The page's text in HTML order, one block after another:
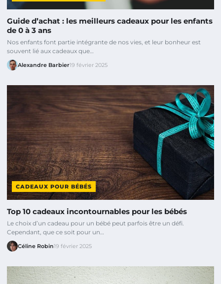
Guide d’achat : les meilleurs cadeaux pour les enfants
de 0 à 3 ans
Nos enfants font partie intégrante de nos vies, et leur bonheur est
souvent lié aux cadeaux que…
Alexandre Barbier19 février 2025
CADEAUX POUR BÉBÉS
Top 10 cadeaux incontournables pour les bébés
Le choix d’un cadeau pour un bébé peut parfois être un défi.
Cependant, que ce soit pour un…
Céline Robin19 février 2025